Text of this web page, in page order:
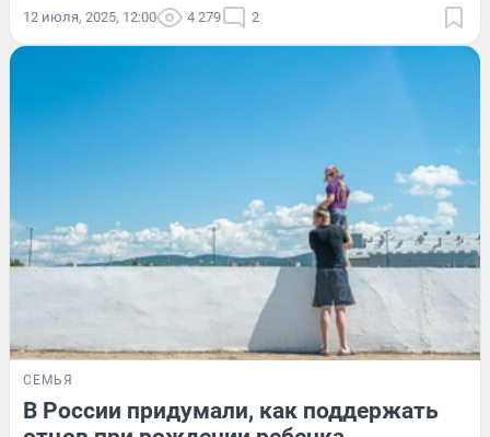
12 июля, 2025, 12:00 4 279 2
СЕМЬЯ
В России придумали, как поддержать